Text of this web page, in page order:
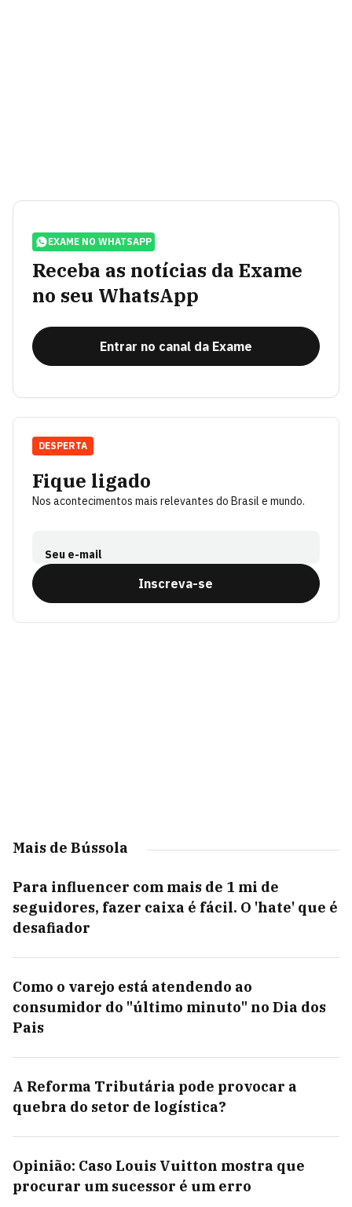
EXAME NO WHATSAPP
Receba as notícias da Exame
no seu WhatsApp
Entrar no canal da Exame
Fique ligado
Nos acontecimentos mais relevantes do Brasil e mundo.
Seu e-mail
Inscreva-se
DESPERTA
Mais de Bússola
Para influencer com mais de 1 mi de
seguidores, fazer caixa é fácil. O 'hate' que é
desafiador
Como o varejo está atendendo ao
consumidor do "último minuto" no Dia dos
Pais
A Reforma Tributária pode provocar a
quebra do setor de logística?
Opinião: Caso Louis Vuitton mostra que
procurar um sucessor é um erro